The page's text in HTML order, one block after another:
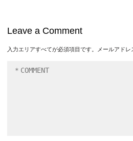
Leave a Comment
入力エリアすべてが必須項目です。メールアドレ